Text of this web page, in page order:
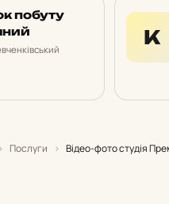
побуту
К
› Послуги › Відео-фото студія